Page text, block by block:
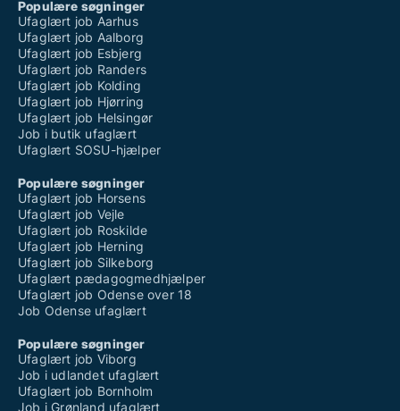
Populære søgninger
Ufaglært job Aarhus
Ufaglært job Aalborg
Ufaglært job Esbjerg
Ufaglært job Randers
Ufaglært job Kolding
Ufaglært job Hjørring
Ufaglært job Helsingør
Job i butik ufaglært
Ufaglært SOSU-hjælper
Populære søgninger
Ufaglært job Horsens
Ufaglært job Vejle
Ufaglært job Roskilde
Ufaglært job Herning
Ufaglært job Silkeborg
Ufaglært pædagogmedhjælper
Ufaglært job Odense over 18
Job Odense ufaglært
Populære søgninger
Ufaglært job Viborg
Job i udlandet ufaglært
Ufaglært job Bornholm
Job i Grønland ufaglært